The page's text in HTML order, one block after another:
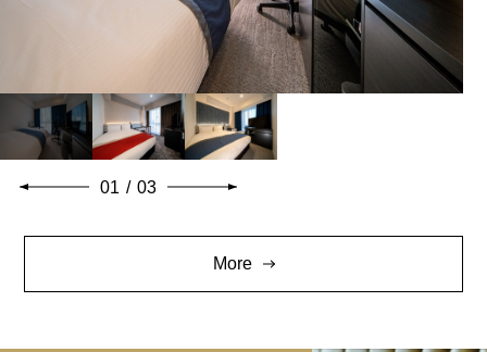
01 / 03
More